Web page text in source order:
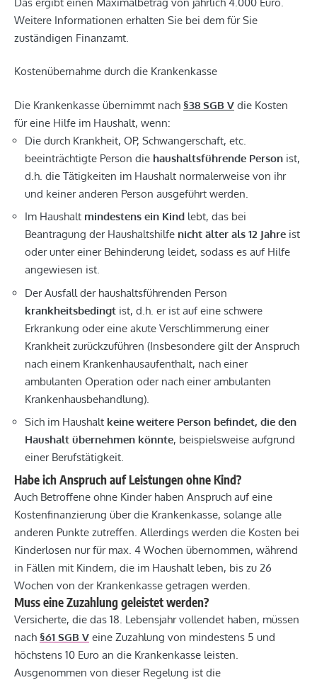
Weitere Informationen erhalten Sie bei dem für Sie
zuständigen Finanzamt.
Kostenübernahme durch die Krankenkasse
Die Krankenkasse übernimmt nach §38 SGB V die Kosten
für eine Hilfe im Haushalt, wenn:
Die durch Krankheit, OP, Schwangerschaft, etc.
beeinträchtigte Person die haushaltsführende Person ist,
d.h. die Tätigkeiten im Haushalt normalerweise von ihr
und keiner anderen Person ausgeführt werden.
Im Haushalt mindestens ein Kind lebt, das bei
Beantragung der Haushaltshilfe nicht älter als 12 Jahre ist
oder unter einer Behinderung leidet, sodass es auf Hilfe
angewiesen ist.
Der Ausfall der haushaltsführenden Person
krankheitsbedingt ist, d.h. er ist auf eine schwere
Erkrankung oder eine akute Verschlimmerung einer
Krankheit zurückzuführen (Insbesondere gilt der Anspruch
nach einem Krankenhausaufenthalt, nach einer
ambulanten Operation oder nach einer ambulanten
Krankenhausbehandlung).
Sich im Haushalt keine weitere Person befindet, die den
Haushalt übernehmen könnte, beispielsweise aufgrund
einer Berufstätigkeit.
Habe ich Anspruch auf Leistungen ohne Kind?
Auch Betroffene ohne Kinder haben Anspruch auf eine
Kostenfinanzierung über die Krankenkasse, solange alle
anderen Punkte zutreffen. Allerdings werden die Kosten bei
Kinderlosen nur für max. 4 Wochen übernommen, während
in Fällen mit Kindern, die im Haushalt leben, bis zu 26
Wochen von der Krankenkasse getragen werden.
Muss eine Zuzahlung geleistet werden?
Versicherte, die das 18. Lebensjahr vollendet haben, müssen
nach §61 SGB V eine Zuzahlung von mindestens 5 und
höchstens 10 Euro an die Krankenkasse leisten.
Ausgenommen von dieser Regelung ist die